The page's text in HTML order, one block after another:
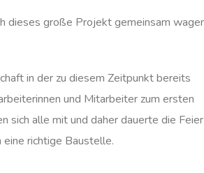
dieses große Projekt gemeinsam
in der zu diesem Zeitpunkt bereits
und Mitarbeiter zum ersten
sich alle mit und daher dauerte die Feier
richtige Baustelle.